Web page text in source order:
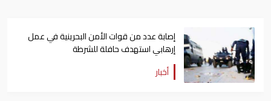
إصابة عدد من قوات الأمن البحرينية في عمل
إرهابي استهدف حافلة للشرطة
أخبار